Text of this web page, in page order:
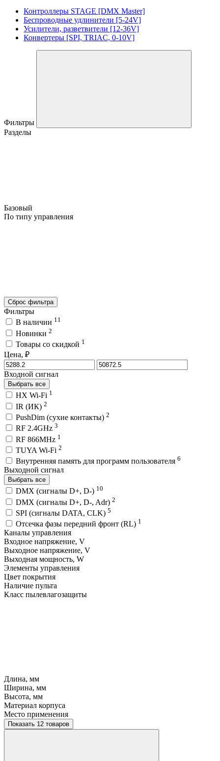
Контроллеры STAGE [DMX Master]
Беспроводные удлинители [5-24V]
Усилители, разветвители [12-36V]
Конвертеры [SPI, TRIAC, 0-10V]
Фильтры
Разделы
Базовый
По типу управления
Сброс фильтра
Фильтры
В наличии 11
Новинки 2
Товары со скидкой 1
Цена, ₽
Входной сигнал
Выбрать все
HX Wi-Fi 1
IR (ИК) 2
PushDim (сухие контакты) 2
RF 2.4GHz 3
RF 866MHz 1
TUYA Wi-Fi 2
Внутренняя память для программ пользователя 6
Выходной сигнал
Выбрать все
DMX (сигналы D+, D-) 10
DMX (сигналы D+, D-, Adr) 2
SPI (сигналы DATA, CLK) 5
Отсечка фазы передний фронт (RL) 1
Каналы управления
Входное напряжение, V
Выходное напряжение, V
Выходная мощность, W
Элементы управления
Цвет покрытия
Наличие пульта
Класс пылевлагозащиты
Длина, мм
Ширина, мм
Высота, мм
Материал корпуса
Место применения
Показать 12 товаров